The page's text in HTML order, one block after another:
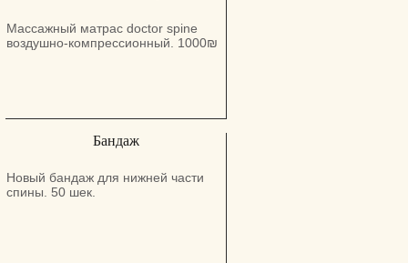
Массажный матрас doctor spine
воздушно-компрессионный. 1000₪
Бандаж
Новый бандаж для нижней части
спины. 50 шек.